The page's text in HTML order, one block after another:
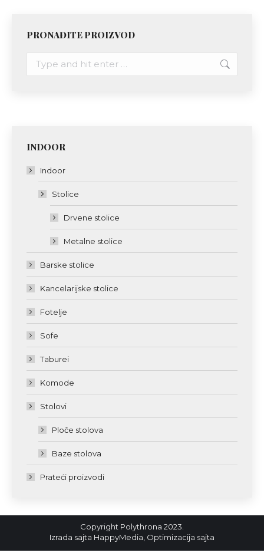
PRONAĐITE PROIZVOD
INDOOR
Indoor
Stolice
Drvene stolice
Metalne stolice
Barske stolice
Kancelarijske stolice
Fotelje
Sofe
Taburei
Komode
Stolovi
Ploče stolova
Baze stolova
Prateći proizvodi
Copyright Polythrona 2023.
Izrada sajta HappyMedia, Optimizacija sajta